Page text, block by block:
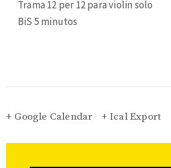
Trama 12 per 12 para violin solo
BiS 5 minutos
+ Google Calendar + Ical Export